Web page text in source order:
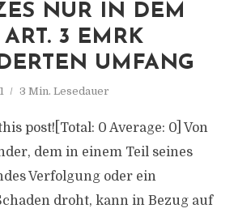
NUR IN DEM
3 EMRK
UMFANG
3 Min. Lesedauer
post![Total: 0 Average: 0] Von
dem in einem Teil seines
Verfolgung oder ein
droht, kann in Bezug auf